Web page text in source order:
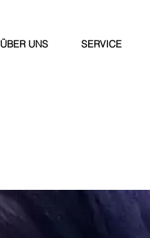
ÜBER UNS SERVICE